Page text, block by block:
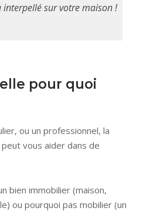
interpellé sur votre maison !
pour quoi
ou un professionnel, la
vous aider dans de
bien immobilier (maison,
ou pourquoi pas mobilier (un